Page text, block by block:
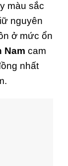
màu sắc
nguyên
ở mức ổn
Nam cam
nhất